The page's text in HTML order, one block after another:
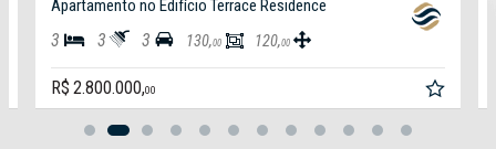
Apartamento no Edifício Terrace Residence
3 3 3 130,00 120,00
R$ 2.800.000,00